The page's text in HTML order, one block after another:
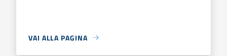
VAI ALLA PAGINA